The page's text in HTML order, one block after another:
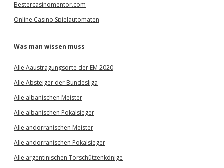
Bestercasinomentor.com
Online Casino Spielautomaten
Was man wissen muss
Alle Aaustragungsorte der EM 2020
Alle Absteiger der Bundesliga
Alle albanischen Meister
Alle albanischen Pokalsieger
Alle andorranischen Meister
Alle andorranischen Pokalsieger
Alle argentinischen Torschützenkönige